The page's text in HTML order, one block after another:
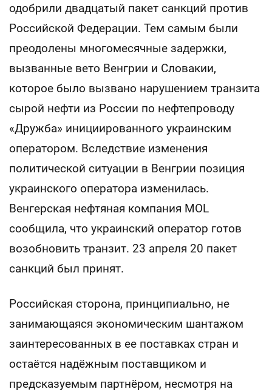
одобрили двадцатый пакет санкций против
Российской Федерации. Тем самым были
преодолены многомесячные задержки,
вызванные вето Венгрии и Словакии,
которое было вызвано нарушением транзита
сырой нефти из России по нефтепроводу
«Дружба» инициированного украинским
оператором. Вследствие изменения
политической ситуации в Венгрии позиция
украинского оператора изменилась.
Венгерская нефтяная компания MOL
сообщила, что украинский оператор готов
возобновить транзит. 23 апреля 20 пакет
санкций был принят.
Российская сторона, принципиально, не
занимающаяся экономическим шантажом
заинтересованных в ее поставках стран и
остаётся надёжным поставщиком и
предсказуемым партнёром, несмотря на